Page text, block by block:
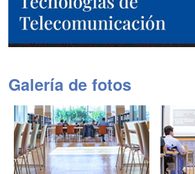
Galería de fotos